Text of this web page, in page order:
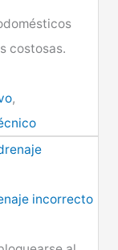
costosas.
,
incorrecto